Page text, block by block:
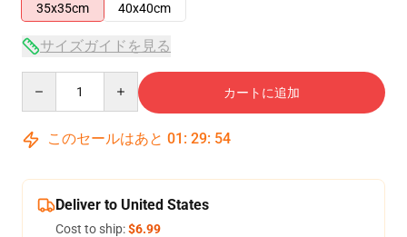
35x35cm
40x40cm
サイズガイドを見る
カートに追加
このセールはあと 01 : 29: 54
Deliver to United States
Cost to ship:$6.99